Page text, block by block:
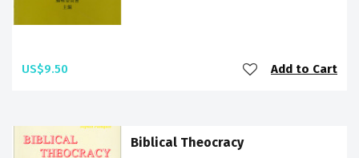
US$9.50 Add to Cart
Biblical Theocracy